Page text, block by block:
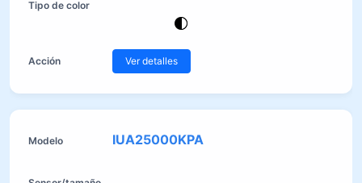
Ver detalles
IUA25000KPA